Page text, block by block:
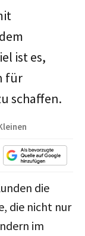
ist es,
für
schaffen.
die
die nicht nur
im